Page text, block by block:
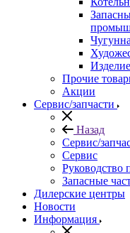
Прочие
Акции
Сервис/запчасти
Назад
Сервис/
Сервис
Руководство
Запасные
Дилерские центры
Новости
Информация